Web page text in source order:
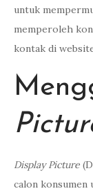
untuk
memperoleh
kontak di
Display Picture
calon konsumen